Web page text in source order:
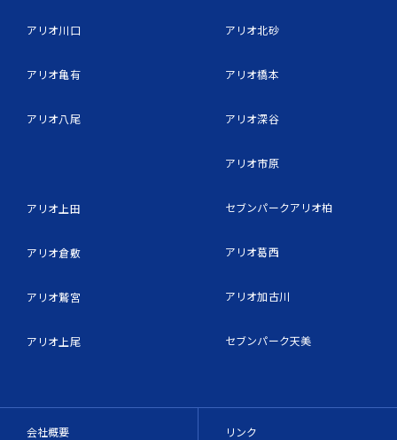
アリオ川口
アリオ亀有
アリオ八尾
アリオ上田
アリオ倉敷
アリオ鷲宮
アリオ上尾
アリオ北砂
アリオ橋本
アリオ深谷
アリオ市原
セブンパークアリオ柏
アリオ葛西
アリオ加古川
セブンパーク天美
会社概要 リンク